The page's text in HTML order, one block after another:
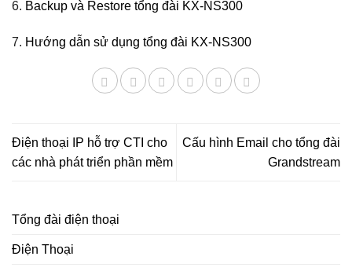
Tổng đài điện thoại
Điện Thoại
6. Backup và Restore tổng đài KX-NS300
7. Hướng dẫn sử dụng tổng đài KX-NS300
Điện thoại IP hỗ trợ CTI cho
các nhà phát triển phần mềm
Cấu hình Email cho tổng đài
Grandstream